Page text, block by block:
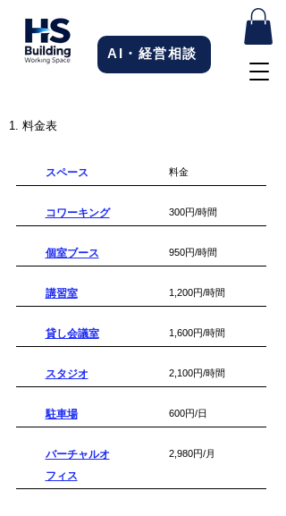
AI・経営相談
1. 料金表
スペース ​料金
コワーキング 300円/時間
個室ブース 950円/時間
講習室 1,200円/時間
貸し会議室 1,600円/時間
​スタジオ 2,100円/時間
駐車場 600円/日
バーチャルオ
フィス
2,980円/月